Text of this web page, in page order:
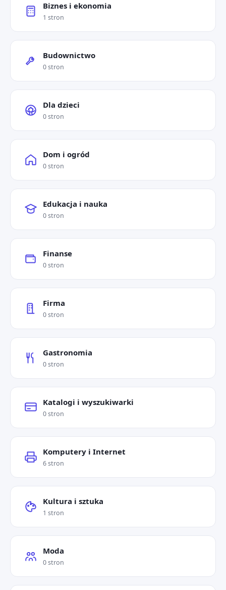
Biznes i ekonomia
1 stron
Budownictwo
0 stron
Dla dzieci
0 stron
Dom i ogród
0 stron
Edukacja i nauka
0 stron
Finanse
0 stron
Firma
0 stron
Gastronomia
0 stron
Katalogi i wyszukiwarki
0 stron
Komputery i Internet
6 stron
Kultura i sztuka
1 stron
Moda
0 stron